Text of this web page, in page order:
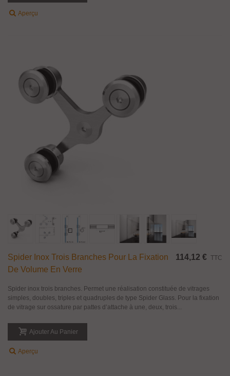
Aperçu
Spider Inox Trois Branches Pour La Fixation
De Volume En Verre
114,12 € TTC
Spider inox trois branches. Permet une réalisation constituée de vitrages
simples, doubles, triples et quadruples de type Spider Glass. Pour la fixation
de vitrage sur ossature par pattes d’attache à une, deux, trois...
Ajouter Au Panier
Aperçu